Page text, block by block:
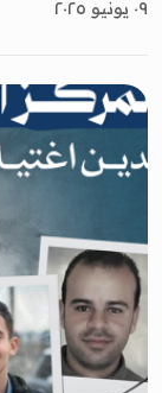
٠٩ يونيو ٢٠٢٥